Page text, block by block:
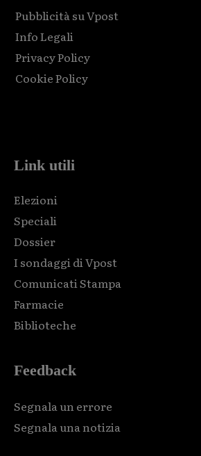
Pubblicità su Vpost
Info Legali
Privacy Policy
Cookie Policy
Link utili
Elezioni
Speciali
Dossier
I sondaggi di Vpost
Comunicati Stampa
Farmacie
Biblioteche
Feedback
Segnala un errore
Segnala una notizia